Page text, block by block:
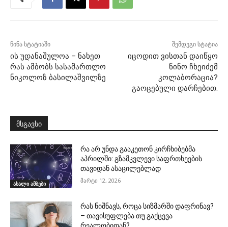
წინა სტატიაში
ის უდანაშულოა – ნახეთ
რას ამბობს სასამართლო
ნიკოლოზ ბასილაშვილზე
შემდეგი სტატია
იცოდით ვისთან დაიწყო
ნინო ჩხეიძემ
კოლაბორაცია?
გაოცებული დარჩებით.
მსგავსი
ახალი ამბები
რა არ უნდა გააკეთონ კირჩხიბებმა
აპრილში: გზამკვლევი საფრთხეების
თავიდან ასაცილებლად
მარტი 12, 2026
რას ნიშნავს, როცა სიზმარში დაფრინავ?
– თავისუფლება თუ გაქცევა
რეალობიდან?